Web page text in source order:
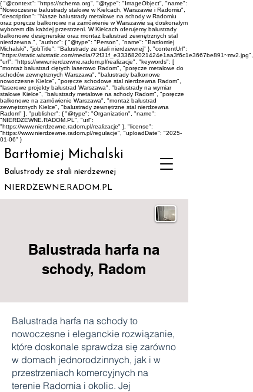
{ "@context": "https://schema.org", "@type": "ImageObject", "name":
"Nowoczesne balustrady stalowe w Kielcach, Warszawie i Radomiu",
"description": "Nasze balustrady metalowe na schody w Radomiu
oraz poręcze balkonowe na zamówienie w Warszawie są doskonałym
wyborem dla każdej przestrzeni. W Kielcach oferujemy balustrady
balkonowe designerskie oraz montaż balustrad zewnętrznych stal
nierdzewna.", "author": { "@type": "Person", "name": "Bartłomiej
Michalski", "jobTitle": "Balustrady ze stali nierdzewnej" }, "contentUrl":
"https://static.wixstatic.com/media/72f31f_e333682021424e1aa3f6c1e3667be891~mv2.jpg",
"url": "https://www.nierdzewne.radom.pl/realizacje", "keywords": [
"montaż balustrad ciętych laserowo Radom", "poręcze metalowe do
schodów zewnętrznych Warszawa", "balustrady balkonowe
nowoczesne Kielce", "poręcze schodowe stal nierdzewna Radom",
"laserowe projekty balustrad Warszawa", "balustrady na wymiar
stalowe Kielce", "balustrady metalowe na schody Radom", "poręcze
balkonowe na zamówienie Warszawa", "montaż balustrad
zewnętrznych Kielce", "balustrady zewnętrzne stal nierdzewna
Radom" ], "publisher": { "@type": "Organization", "name":
"NIERDZEWNE.RADOM.PL", "url":
"https://www.nierdzewne.radom.pl/realizacje" }, "license":
"https://www.nierdzewne.radom.pl/regulacje", "uploadDate": "2025-
01-06" }
Bartłomiej Michalski
Balustrady ze stali nierdzewnej
NIERDZEWNE.RADOM.PL
Balustrada harfa na
schody, Radom
Balustrada harfa na schody to
nowoczesne i eleganckie rozwiązanie,
które doskonale sprawdza się zarówno
w domach jednorodzinnych, jak i w
przestrzeniach komercyjnych na
terenie Radomia i okolic. Jej